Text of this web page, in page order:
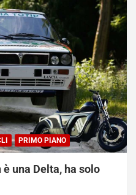
PRIMO PIANO
è una Delta, ha solo